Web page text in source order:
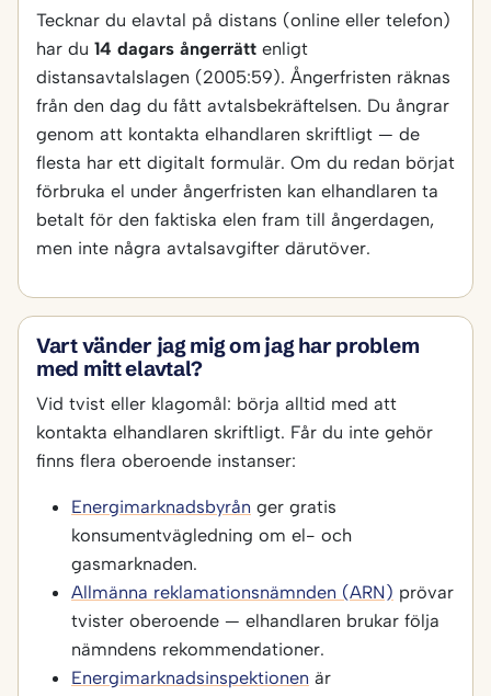
Tecknar du elavtal på distans (online eller telefon)
har du 14 dagars ångerrätt enligt
distansavtalslagen (2005:59). Ångerfristen räknas
från den dag du fått avtalsbekräftelsen. Du ångrar
genom att kontakta elhandlaren skriftligt — de
flesta har ett digitalt formulär. Om du redan börjat
förbruka el under ångerfristen kan elhandlaren ta
betalt för den faktiska elen fram till ångerdagen,
men inte några avtalsavgifter därutöver.
Vart vänder jag mig om jag har problem
med mitt elavtal?
Vid tvist eller klagomål: börja alltid med att
kontakta elhandlaren skriftligt. Får du inte gehör
finns flera oberoende instanser:
Energimarknadsbyrån ger gratis
konsumentvägledning om el- och
gasmarknaden.
Allmänna reklamationsnämnden (ARN) prövar
tvister oberoende — elhandlaren brukar följa
nämndens rekommendationer.
Energimarknadsinspektionen är